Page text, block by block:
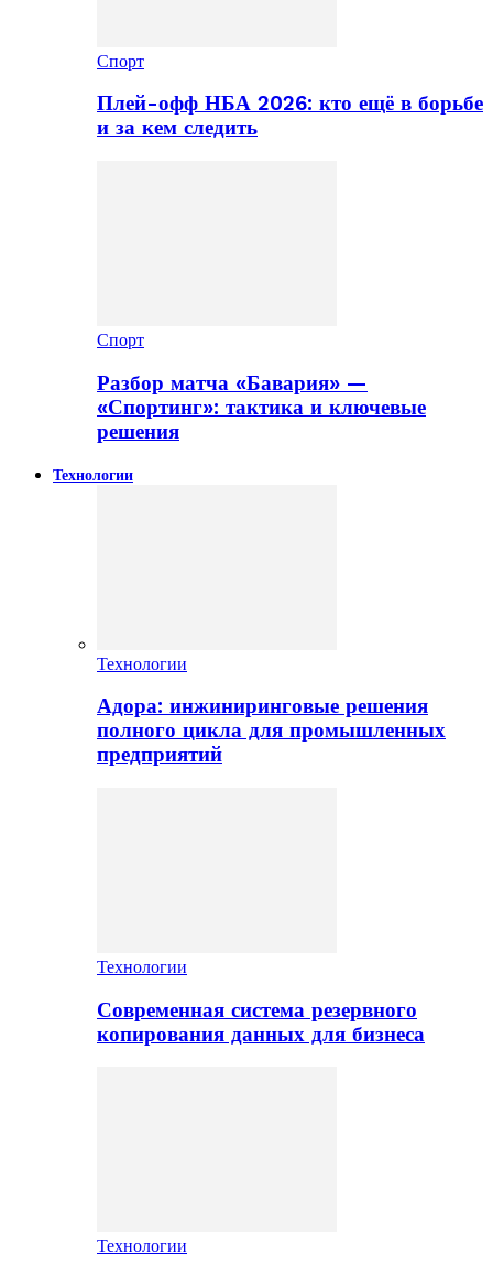
Спорт
Плей-офф НБА 2026: кто ещё в борьбе
и за кем следить
Спорт
Разбор матча «Бавария» —
«Спортинг»: тактика и ключевые
решения
Технологии
Технологии
Адора: инжиниринговые решения
полного цикла для промышленных
предприятий
Технологии
Современная система резервного
копирования данных для бизнеса
Технологии